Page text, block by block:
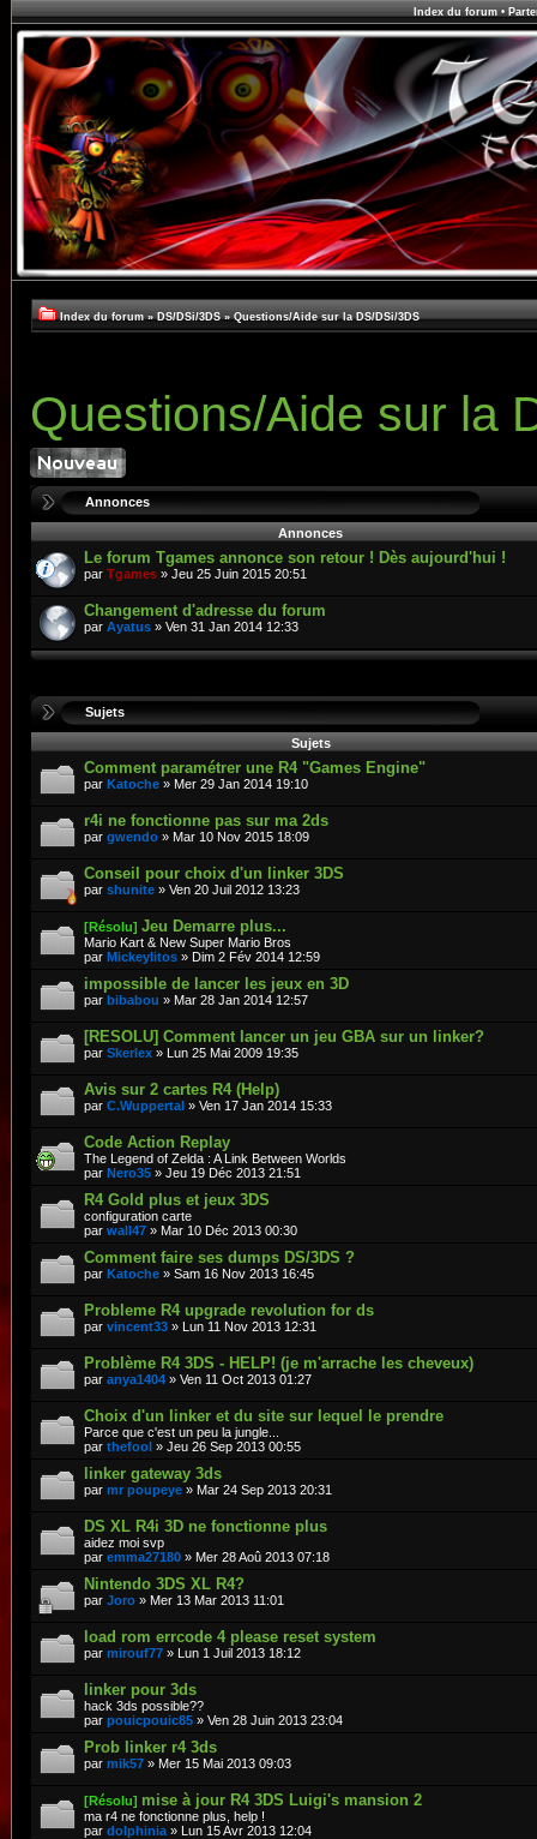
Index du forum•
Index du forum » DS/DSi/3DS » Questions/Aide sur la DS/DSi/3DS
Questions/Aide sur la
Annonces
Annonces
Le forum Tgames annonce son retour ! Dès aujourd'hui !
par Tgames » Jeu 25 Juin 2015 20:51
Changement d'adresse du forum
par Ayatus » Ven 31 Jan 2014 12:33
Sujets
Sujets
Comment paramétrer une R4 "Games Engine"
par Katoche » Mer 29 Jan 2014 19:10
r4i ne fonctionne pas sur ma 2ds
par gwendo » Mar 10 Nov 2015 18:09
Conseil pour choix d'un linker 3DS
par shunite » Ven 20 Juil 2012 13:23
[Résolu] Jeu Demarre plus...
Mario Kart & New Super Mario Bros
par Mickeylitos » Dim 2 Fév 2014 12:59
impossible de lancer les jeux en 3D
par bibabou » Mar 28 Jan 2014 12:57
[RESOLU] Comment lancer un jeu GBA sur un linker?
par Skerlex » Lun 25 Mai 2009 19:35
Avis sur 2 cartes R4 (Help)
par C.Wuppertal » Ven 17 Jan 2014 15:33
Code Action Replay
The Legend of Zelda : A Link Between Worlds
par Nero35 » Jeu 19 Déc 2013 21:51
R4 Gold plus et jeux 3DS
configuration carte
par wall47 » Mar 10 Déc 2013 00:30
Comment faire ses dumps DS/3DS ?
par Katoche » Sam 16 Nov 2013 16:45
Probleme R4 upgrade revolution for ds
par vincent33 » Lun 11 Nov 2013 12:31
Problème R4 3DS - HELP! (je m'arrache les cheveux)
par anya1404 » Ven 11 Oct 2013 01:27
Choix d'un linker et du site sur lequel le prendre
Parce que c'est un peu la jungle...
par thefool » Jeu 26 Sep 2013 00:55
linker gateway 3ds
par mr poupeye » Mar 24 Sep 2013 20:31
DS XL R4i 3D ne fonctionne plus
aidez moi svp
par emma27180 » Mer 28 Aoû 2013 07:18
Nintendo 3DS XL R4?
par Joro » Mer 13 Mar 2013 11:01
load rom errcode 4 please reset system
par mirouf77 » Lun 1 Juil 2013 18:12
linker pour 3ds
hack 3ds possible??
par pouicpouic85 » Ven 28 Juin 2013 23:04
Prob linker r4 3ds
par mik57 » Mer 15 Mai 2013 09:03
[Résolu] mise à jour R4 3DS Luigi's mansion 2
ma r4 ne fonctionne plus, help !
par dolphinia » Lun 15 Avr 2013 12:04